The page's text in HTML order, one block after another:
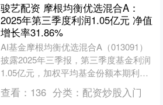
骏艺配资 摩根均衡优选混合A：
2025年第三季度利润1.05亿元 净值
增长率31.86%
AI基金摩根均衡优选混合A（013091）
披露2025年三季报，第三季度基金利润
1.05亿元，加权平均基金份额本期利润
0.2099元。报告期内，基金净值增长率
为....
查看： 136 分类： 配资炒股入门